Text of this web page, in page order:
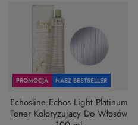
PROMOCJA NASZ BESTSELLER
Echosline Echos Light Platinum
Toner Koloryzujący Do Włosów